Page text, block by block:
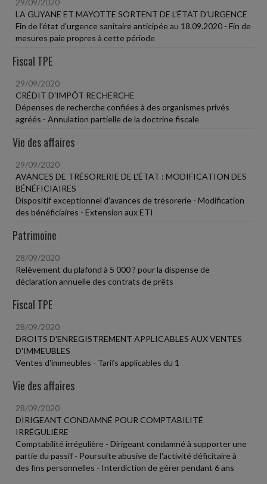
LA GUYANE ET MAYOTTE SORTENT DE L'ÉTAT D'URGENCE
Fin de l'état d'urgence sanitaire anticipée au 18.09.2020 - Fin de
mesures paie propres à cette période
Fiscal TPE
29/09/2020
CRÉDIT D'IMPÔT RECHERCHE
Dépenses de recherche confiées à des organismes privés
agréés - Annulation partielle de la doctrine fiscale
Vie des affaires
29/09/2020
AVANCES DE TRÉSORERIE DE L'ÉTAT : MODIFICATION DES
BÉNÉFICIAIRES
Dispositif exceptionnel d'avances de trésorerie - Modification
des bénéficiaires - Extension aux ETI
Patrimoine
28/09/2020
Relèvement du plafond à 5 000 ? pour la dispense de
déclaration annuelle des contrats de prêts
Fiscal TPE
28/09/2020
DROITS D'ENREGISTREMENT APPLICABLES AUX VENTES
D'IMMEUBLES
Ventes d'immeubles - Tarifs applicables du 1
Vie des affaires
28/09/2020
DIRIGEANT CONDAMNÉ POUR COMPTABILITÉ
IRRÉGULIÈRE
Comptabilité irrégulière - Dirigeant condamné à supporter une
partie du passif - Poursuite abusive de l'activité déficitaire à
des fins personnelles - Interdiction de gérer pendant 6 ans